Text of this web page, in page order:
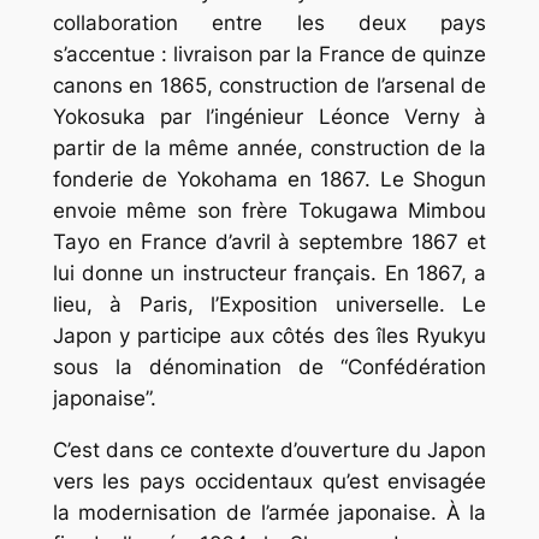
collaboration entre les deux pays
s’accentue : livraison par la France de quinze
canons en 1865, construction de l’arsenal de
Yokosuka par l’ingénieur Léonce Verny à
partir de la même année, construction de la
fonderie de Yokohama en 1867. Le Shogun
envoie même son frère Tokugawa Mimbou
Tayo en France d’avril à septembre 1867 et
lui donne un instructeur français. En 1867, a
lieu, à Paris, l’Exposition universelle. Le
Japon y participe aux côtés des îles Ryukyu
sous la dénomination de “Confédération
japonaise”.
C’est dans ce contexte d’ouverture du Japon
vers les pays occidentaux qu’est envisagée
la modernisation de l’armée japonaise. À la